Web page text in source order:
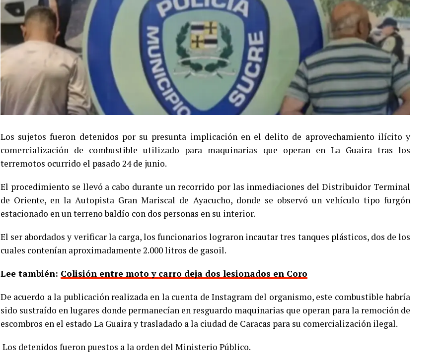
Los sujetos fueron detenidos por su presunta implicación en el delito de aprovechamiento ilícito y
comercialización de combustible utilizado para maquinarias que operan en La Guaira tras los
terremotos ocurrido el pasado 24 de junio.
El procedimiento se llevó a cabo durante un recorrido por las inmediaciones del Distribuidor Terminal
de Oriente, en la Autopista Gran Mariscal de Ayacucho, donde se observó un vehículo tipo furgón
estacionado en un terreno baldío con dos personas en su interior.
El ser abordados y verificar la carga, los funcionarios lograron incautar tres tanques plásticos, dos de los
cuales contenían aproximadamente 2.000 litros de gasoil.
Lee también: Colisión entre moto y carro deja dos lesionados en Coro
De acuerdo a la publicación realizada en la cuenta de Instagram del organismo, este combustible habría
sido sustraído en lugares donde permanecían en resguardo maquinarias que operan para la remoción de
escombros en el estado La Guaira y trasladado a la ciudad de Caracas para su comercialización ilegal.
Los detenidos fueron puestos a la orden del Ministerio Público.